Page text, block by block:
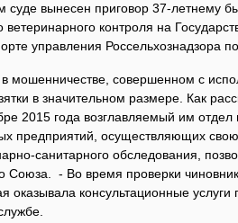
суде вынесен приговор 37-летнему
ветеринарного контроля на
управления Россельхознадзора
мошенничестве, совершенном с
в значительном размере. Как
2015 года возглавляемый им
предприятий, осуществляющих
санитарного обследования,
Союза. - Во время проверки
оказывала консультационные